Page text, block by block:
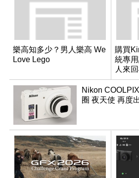
樂高知多少？男人樂高 We
Love Lego
購買
統專
人來
Nikon
圈 夜天使 再度